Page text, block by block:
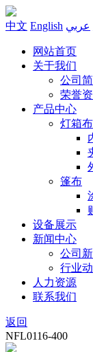
中文 English عربي
网站首页
关于我们
公司
荣誉
产品中心
灯箱布
篷布
设备展示
新闻中心
公司
行业
人力资源
联系我们
返回
NFL0116-400